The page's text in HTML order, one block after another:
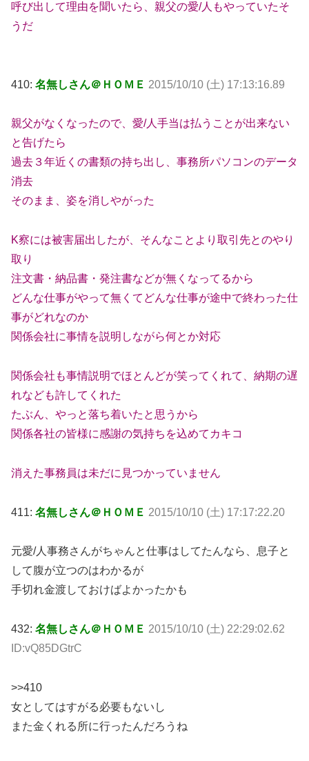
呼び出して理由を聞いたら、親父の愛/人もやっていたそ
うだ
410: 名無しさん＠ＨＯＭＥ 2015/10/10 (土) 17:13:16.89
親父がなくなったので、愛/人手当は払うことが出来ない
と告げたら
過去３年近くの書類の持ち出し、事務所パソコンのデータ
消去
そのまま、姿を消しやがった
K察には被害届出したが、そんなことより取引先とのやり
取り
注文書・納品書・発注書などが無くなってるから
どんな仕事がやって無くてどんな仕事が途中で終わった仕
事がどれなのか
関係会社に事情を説明しながら何とか対応
関係会社も事情説明でほとんどが笑ってくれて、納期の遅
れなども許してくれた
たぶん、やっと落ち着いたと思うから
関係各社の皆様に感謝の気持ちを込めてカキコ
消えた事務員は未だに見つかっていません
411: 名無しさん＠ＨＯＭＥ 2015/10/10 (土) 17:17:22.20
元愛/人事務さんがちゃんと仕事はしてたんなら、息子と
して腹が立つのはわかるが
手切れ金渡しておけばよかったかも
432: 名無しさん＠ＨＯＭＥ 2015/10/10 (土) 22:29:02.62
ID:vQ85DGtrC
>>410
女としてはすがる必要もないし
また金くれる所に行ったんだろうね